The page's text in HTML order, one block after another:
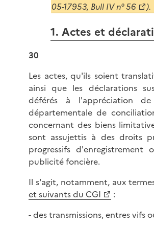
05-17953, Bull IV n° 56
).
1. Actes et
30
Les actes, qu'ils soient
ainsi que les déclarations
déférés à l'appréciation
départementale de
concernant des biens
sont assujettis à des droits
progressifs
publicité foncière.
Il s'agit, notamment, aux
et suivants du CGI
:
- des transmissions, entres vifs